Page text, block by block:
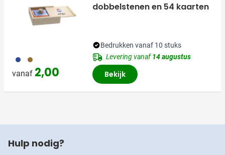
005 008
vanaf 2,00
dobbelstenen en 54 kaarten
Bedrukken vanaf 10 stuks
Levering vanaf14 augustus
Bekijk
Hulp nodig?